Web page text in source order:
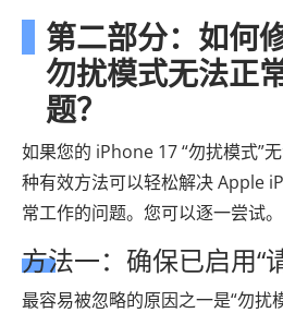
第二部分：如何
勿扰模式无法正
题？
如果您的 iPhone 17 “勿扰模式”
种有效方法可以轻松解决 Apple
常工作的问题。您可以逐一尝试。
方法一：确保已启用“
最容易被忽略的原因之一是“勿扰